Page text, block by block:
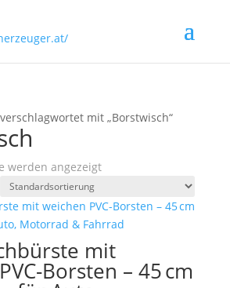
mit „Borstwisch“
werden angezeigt
mit
Borsten – 45 cm